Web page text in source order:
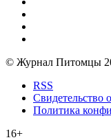
© Журнал Питомцы
RSS
Политика
16+